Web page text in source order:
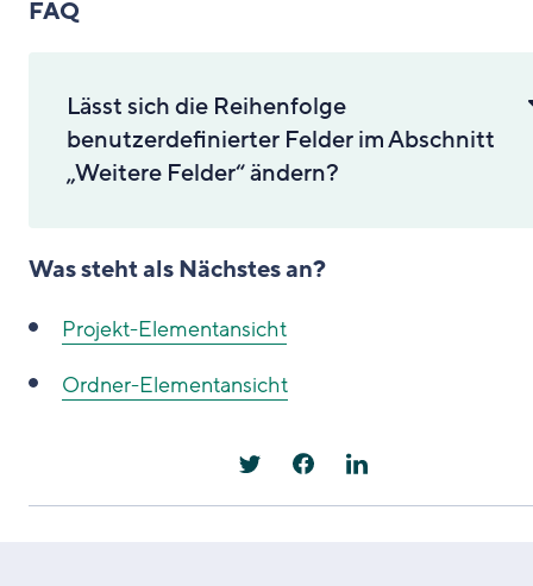
FAQ
Lässt sich die Reihenfolge
benutzerdefinierter Felder im Abschnitt
„Weitere Felder“ ändern?
Was steht als Nächstes an?
Projekt-Elementansicht
Ordner-Elementansicht